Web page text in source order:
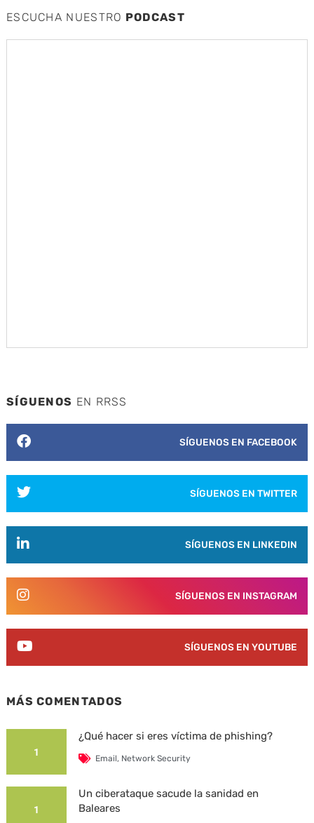
ESCUCHA NUESTRO PODCAST
SÍGUENOS EN RRSS
SÍGUENOS EN FACEBOOK
SÍGUENOS EN TWITTER
SÍGUENOS EN LINKEDIN
SÍGUENOS EN INSTAGRAM
SÍGUENOS EN YOUTUBE
MÁS COMENTADOS
1
¿Qué hacer si eres víctima de phishing?
Email, Network Security
1
Un ciberataque sacude la sanidad en
Baleares